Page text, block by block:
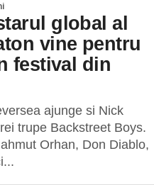
global al
vine pentru
festival din
ajunge si Nick
trupe Backstreet Boys.
Orhan, Don Diablo,